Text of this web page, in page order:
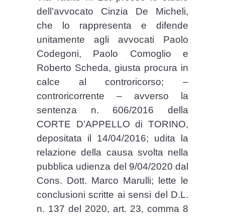
dell’avvocato Cinzia De Micheli,
che lo rappresenta e difende
unitamente agli avvocati Paolo
Codegoni, Paolo Comoglio e
Roberto Scheda, giusta procura in
calce al controricorso; –
controricorrente – avverso la
sentenza n. 606/2016 della
CORTE D’APPELLO di TORINO,
depositata il 14/04/2016; udita la
relazione della causa svolta nella
pubblica udienza del 9/04/2020 dal
Cons. Dott. Marco Marulli; lette le
conclusioni scritte ai sensi del D.L.
n. 137 del 2020, art. 23, comma 8